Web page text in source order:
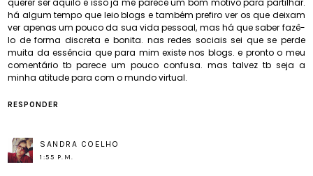
querer ser aquilo e isso já me parece um bom motivo para partilhar.
há algum tempo que leio blogs e também prefiro ver os que deixam
ver apenas um pouco da sua vida pessoal, mas há que saber fazê-
lo de forma discreta e bonita. nas redes sociais sei que se perde
muita da essência que para mim existe nos blogs. e pronto o meu
comentário tb parece um pouco confusa. mas talvez tb seja a
minha atitude para com o mundo virtual.
RESPONDER
SANDRA COELHO
1:55 P.M.